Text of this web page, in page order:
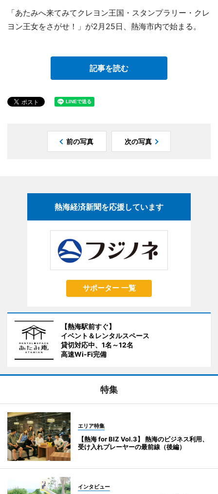
「あたみへ来てみてクレヨン王国・スタンプラリー・クレ
ヨン王女をさがせ！」が2月25日、熱海市内で始まる。
記事を読む
前の写真 次の写真
熱海経済新聞を応援しています
サポーター 一覧
【熱海駅前すぐ】
イベント＆レンタルスペース
貸切対応中、1名～12名
高速Wi-Fi完備
特集
エリア特集
【熱海 for BIZ Vol.3】 熱海のビジネス利用、
受け入れプレーヤーの最前線（後編）
インタビュー